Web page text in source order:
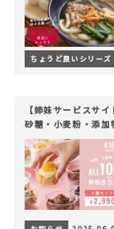
ちょうど良いシリーズ
【姉妹サービスサ
砂糖・小麦粉・添
ツ”『#100（シャー